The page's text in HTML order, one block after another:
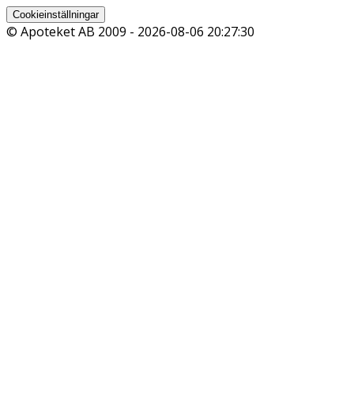
Cookieinställningar
© Apoteket AB 2009 - 2026-08-06 20:27:30